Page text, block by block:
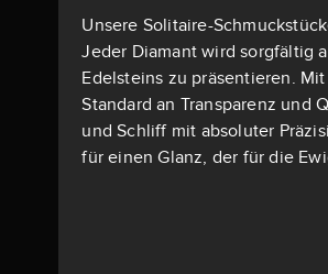
Unsere Solitaire-
Jeder Diamant wird sorgfältig
Edelsteins zu präsentieren.
Standard an Transparenz und
und Schliff mit absoluter
für einen Glanz, der für die